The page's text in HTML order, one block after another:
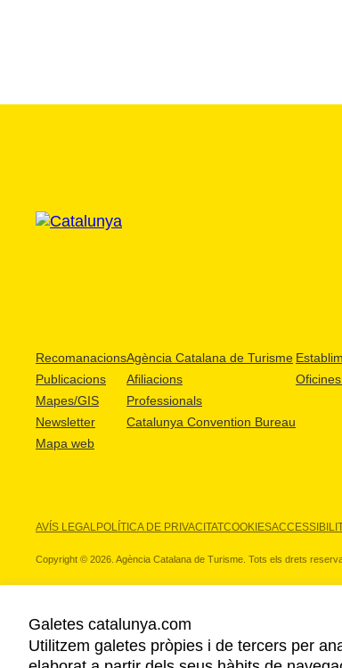
Recomanacions
Publicacions
Mapes/GIS
Newsletter
Mapa web
Agència Catalana de Turisme
Afiliacions
Professionals
Catalunya Convention Bureau
AVÍS LEGALPOLÍTICA DE PRIVACITATCOOKIES
Copyright © 2026. Agència Catalana de Turisme. Tots els drets
ELS NOSTRES PARTNERS
Galetes catalunya.com
Utilitzem galetes pròpies i de tercers per